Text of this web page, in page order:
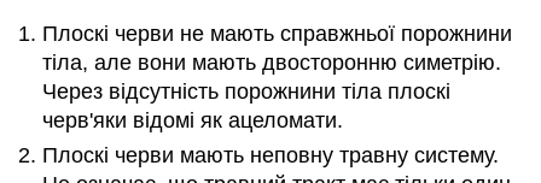
Плоскі черви не мають справжньої порожнини
тіла, але вони мають двосторонню симетрію.
Через відсутність порожнини тіла плоскі
черв'яки відомі як ацеломати.
Плоскі черви мають неповну травну систему.